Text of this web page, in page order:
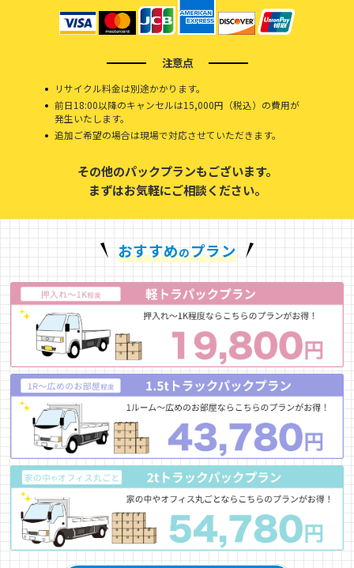
注意点
リサイクル料金は別途かかります。
前日18:00以降のキャンセルは15,000円（税込）の費用が
発生いたします。
追加ご希望の場合は現場で対応させていただきます。
その他のパックプランもございます。
まずはお気軽にご相談ください。
おすすめのプラン